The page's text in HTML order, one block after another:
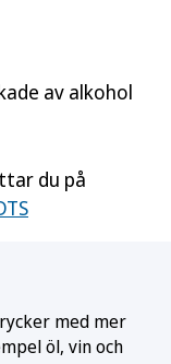
av alkohol
du på
med mer
öl, vin och